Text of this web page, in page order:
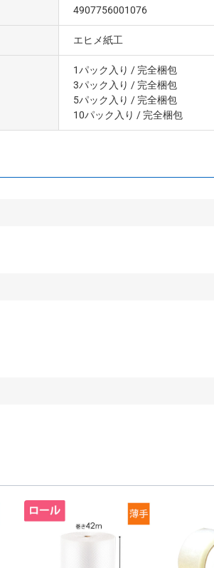
4907756001076
エヒメ紙工
1パック入り / 完全梱包
3パック入り / 完全梱包
5パック入り / 完全梱包
10パック入り / 完全梱包